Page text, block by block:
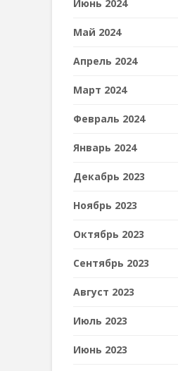
Июнь 2024
Май 2024
Апрель 2024
Март 2024
Февраль 2024
Январь 2024
Декабрь 2023
Ноябрь 2023
Октябрь 2023
Сентябрь 2023
Август 2023
Июль 2023
Июнь 2023